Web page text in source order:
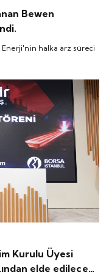
Bewen
Enerji'nin halka arz süreci
Kurulu Üyesi
elde edilecek